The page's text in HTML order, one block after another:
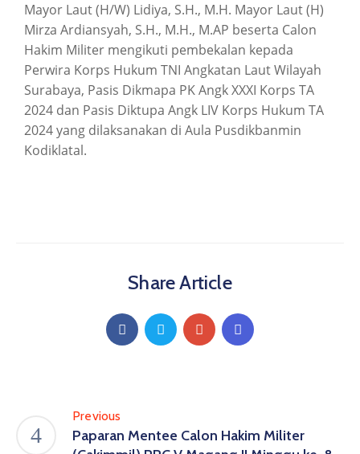
Mayor Laut (H/W) Lidiya, S.H., M.H. Mayor Laut (H)
Mirza Ardiansyah, S.H., M.H., M.AP beserta Calon
Hakim Militer mengikuti pembekalan kepada
Perwira Korps Hukum TNI Angkatan Laut Wilayah
Surabaya, Pasis Dikmapa PK Angk XXXI Korps TA
2024 dan Pasis Diktupa Angk LIV Korps Hukum TA
2024 yang dilaksanakan di Aula Pusdikbanmin
Kodiklatal.
Share Article
Previous
Paparan Mentee Calon Hakim Militer